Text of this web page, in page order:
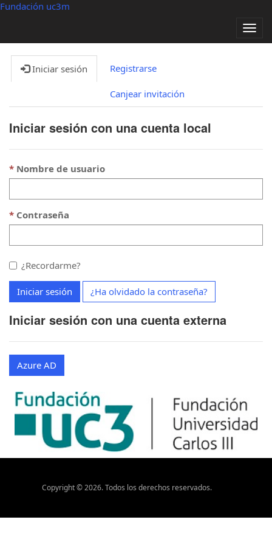
Fundación uc3m
Iniciar sesión Registrarse
Canjear invitación
Iniciar sesión con una cuenta local
Nombre de usuario
Contraseña
¿Recordarme?
Iniciar sesión ¿Ha olvidado la contraseña?
Iniciar sesión con una cuenta externa
Azure AD
Copyright ©2026. Todos los derechos reservados.